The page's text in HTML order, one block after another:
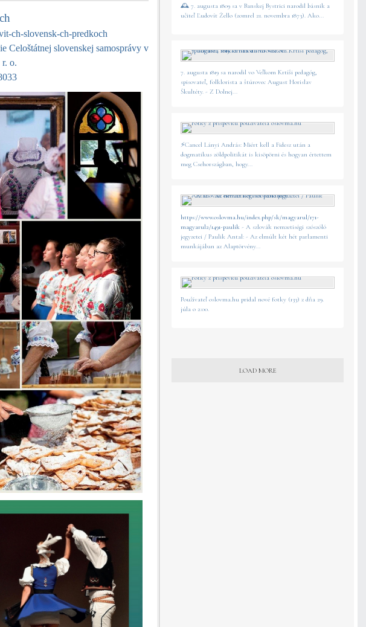
ch-slovensk-ch-predkoch
Celoštátnej slovenskej samosprávy v
o.
🕰️ 7. augusta 1809 sa v Banskej Bystrici narodil básnik a
učiteľ Ľudovít Žello (zomrel 21. novembra 1873). Ako...
7. augusta 1819 sa narodil vo Veľkom Krtíši pedagóg,
spisovateľ, folklorista a štúrovec August Horislav
Škultéty. - Z Dolnej...
⚡️Cancel Lányi András: Miért kell a Fidesz után a
dogmatikus zöldpolitikát is kisöpörni és hogyan értettem
meg Csehországban, hogy...
https://www.oslovma.hu/index.php/sk/magyarul/171-
magyarul2/1491-paulik - A szlovák nemzetiségi szószóló
jegyzetei / Paulik Antal: - Az elmúlt két hét parlamenti
munkájában az Alaptörvény...
Používateľ oslovma.hu pridal nové fotky (133) z dňa 29.
júla o 2:00.
LOAD MORE